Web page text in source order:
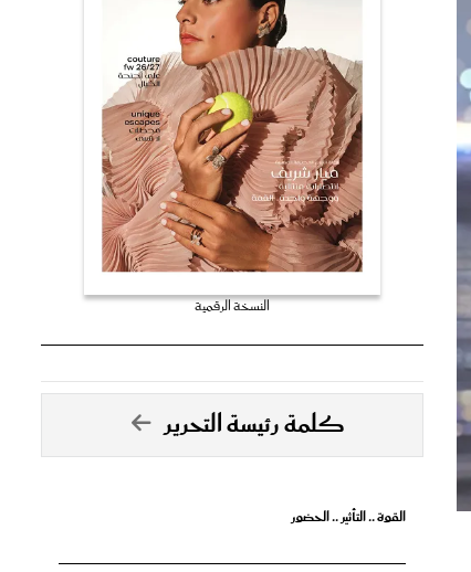
النسخة الرقمية
كلمة رئيسة التحرير
القوة .. التأثير .. الحضور